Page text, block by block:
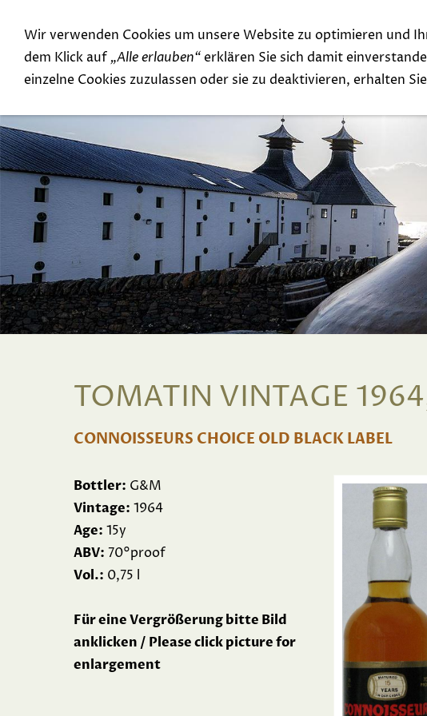
Special Offer Top Rarities Whisky
TOMATIN VINTAGE
CONNOISSEURS CHOICE OLD BLACK LABEL
Bottler: G&M
Vintage: 1964
Age: 15y
ABV: 70°proof
Vol.: 0,75 l
Für eine Vergrößerung bitte Bild
anklicken / Please click picture for
enlargement
Wir verwenden Cookies um unsere Website zu optimieren und
dem Klick auf „Alle erlauben“erklären Sie sich damit
einzelne Cookies zuzulassen oder sie zu deaktivieren, erhalten